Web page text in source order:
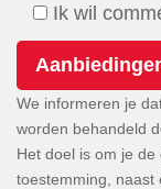
Ik wil
We informeren je
worden behandeld
Het doel is om je
toestemming, naast